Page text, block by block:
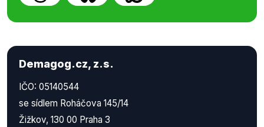
Demagog.cz, z.s.
IČO: 05140544
se sídlem Roháčova 145/14
Žižkov, 130 00 Praha 3